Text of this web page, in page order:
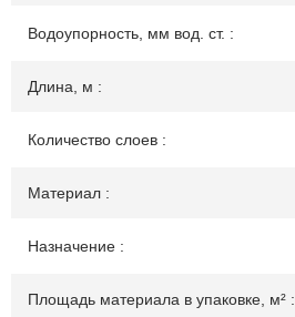
Водоупорность, мм вод. ст. :
Длина, м :
Количество слоев :
Материал :
Назначение :
Площадь материала в упаковке, м² :